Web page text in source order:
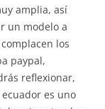
amplia, así
un modelo a
los
paypal,
reflexionar,
es uno